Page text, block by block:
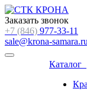
Заказать звонок
+7 (846) 977-33-11
sale@krona-samara.ru
Каталог